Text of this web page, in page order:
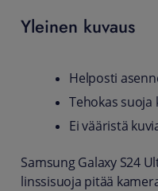
Yleinen kuvaus
Helposti
Tehokas
Ei vääristä
Samsung Galaxy S24
linssisuoja pitää